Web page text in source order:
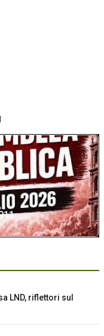
LND, riflettori sul